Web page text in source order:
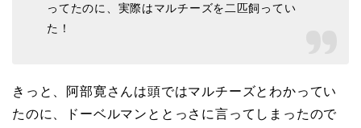
ってたのに、実際はマルチーズを二匹飼ってい
た！
きっと、阿部寛さんは頭ではマルチーズとわかってい
たのに、ドーベルマンととっさに言ってしまったので